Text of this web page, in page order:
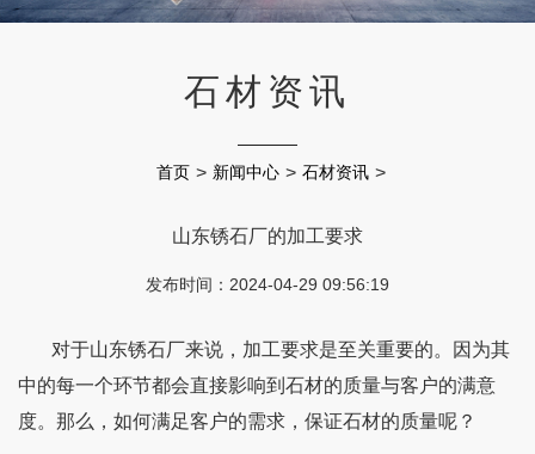
石材资讯
首页 > 新闻中心 > 石材资讯 >
山东锈石厂的加工要求
发布时间：2024-04-29 09:56:19
对于山东锈石厂来说，加工要求是至关重要的。因为其
中的每一个环节都会直接影响到石材的质量与客户的满意
度。那么，如何满足客户的需求，保证石材的质量呢？